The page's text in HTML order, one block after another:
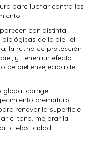
para luchar contra los
con distinta
de la piel, el
la rutina de protección
y tienen un efecto
de piel envejecida de
global corrige
prematuro
renovar la superficie
el tono, mejorar la
la elasticidad.